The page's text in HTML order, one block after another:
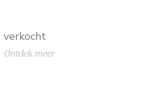
verkocht
Ontdek meer